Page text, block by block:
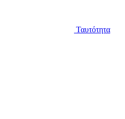
Ταυτότητα